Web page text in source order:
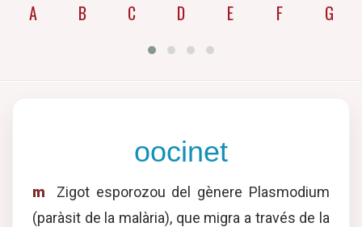
A B C D E F G
oocinet
m
Zigot esporozou del gènere Plasmodium
(paràsit de la malària), que migra a través de la